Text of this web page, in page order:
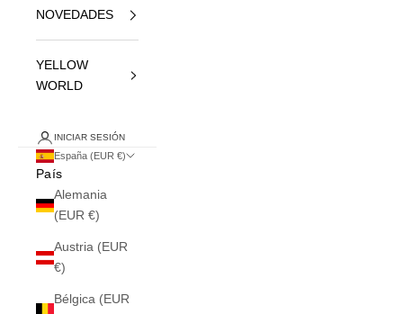
NOVEDADES
YELLOW
WORLD
INICIAR SESIÓN
España (EUR €)
País
Alemania
(EUR €)
Austria (EUR
€)
Bélgica (EUR